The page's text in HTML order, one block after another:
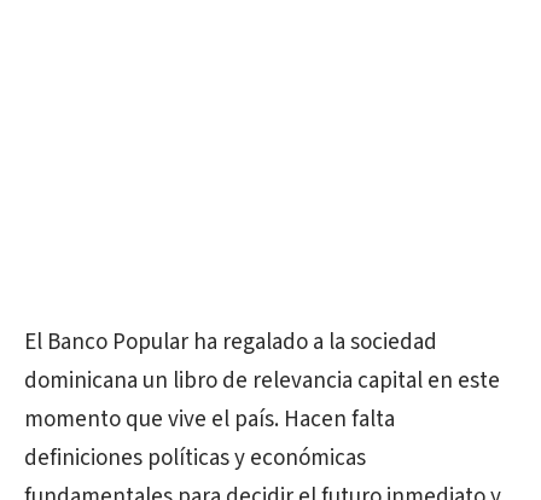
El Banco Popular ha regalado a la sociedad
dominicana un libro de relevancia capital en este
momento que vive el país. Hacen falta
definiciones políticas y económicas